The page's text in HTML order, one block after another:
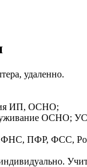
удаленно.
ИП, ОСНО;
ОСНО;
ПФР, ФСС,